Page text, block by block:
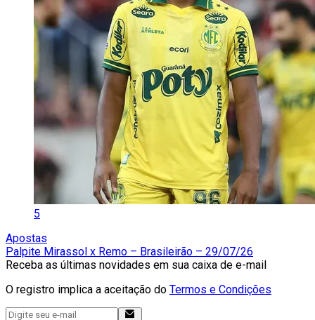
5
Apostas
Palpite Mirassol x Remo – Brasileirão – 29/07/26
Receba as últimas novidades em sua caixa de e-mail
O registro implica a aceitação do Termos e Condições